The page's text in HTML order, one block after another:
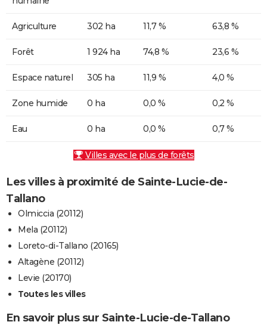
Agriculture 302 ha 11,7 % 63,8 %
Forêt 1 924 ha 74,8 % 23,6 %
Espace naturel 305 ha 11,9 % 4,0 %
Zone humide 0 ha 0,0 % 0,2 %
Eau 0 ha 0,0 % 0,7 %
Villes avec le plus de forêts
Les villes à proximité de Sainte-Lucie-de-
Tallano
Olmiccia (20112)
Mela (20112)
Loreto-di-Tallano (20165)
Altagène (20112)
Levie (20170)
Toutes les villes
En savoir plus sur Sainte-Lucie-de-Tallano